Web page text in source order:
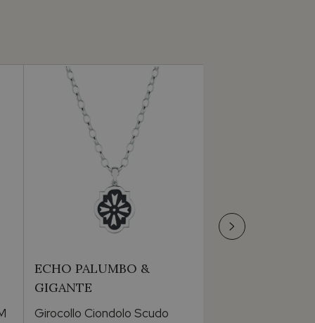
ECHO PALUMBO &
GIGANTE
Girocollo Ciondolo Scudo